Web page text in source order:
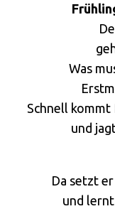
Was
Schnell kommt
und
Da setzt
und lernt